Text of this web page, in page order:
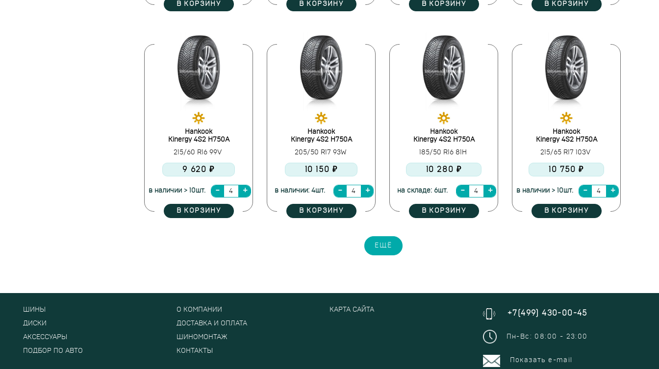
В КОРЗИНУ В КОРЗИНУ В КОРЗИНУ В КОРЗИНУ
Hankook
Kinergy 4S2 H750A
215/60 R16 99V
9 620 ₽
в наличии > 10шт.
В КОРЗИНУ
Hankook
Kinergy 4S2 H750A
205/50 R17 93W
10 150 ₽
в наличии: 4шт.
В КОРЗИНУ
Hankook
Kinergy 4S2 H750A
185/50 R16 81H
10 280 ₽
на складе: 6шт.
В КОРЗИНУ
Hankook
Kinergy 4S2 H750A
215/65 R17 103V
10 750 ₽
в наличии > 10шт.
В КОРЗИНУ
ЕЩЁ
ШИНЫ
ДИСКИ
АКСЕССУАРЫ
ПОДБОР ПО АВТО
О КОМПАНИИ
ДОСТАВКА И ОПЛАТА
ШИНОМОНТАЖ
КОНТАКТЫ
КАРТА САЙТА +7(499) 430-00-45
Пн-Вс: 08:00 - 23:00
Показать e-mail